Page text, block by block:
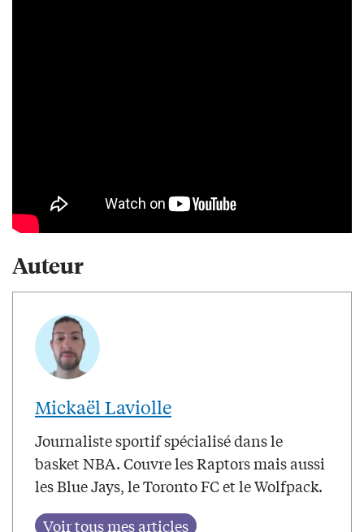
Auteur
Mickaël Laviolle
Journaliste sportif spécialisé dans le
basket NBA. Couvre les Raptors mais aussi
les Blue Jays, le Toronto FC et le Wolfpack.